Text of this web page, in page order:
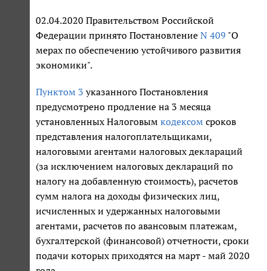
02.04.2020 Правительством Российской
Федерации принято Постановление N 409 "О
мерах по обеспечению устойчивого развития
экономики".
Пунктом 3 указанного Постановления
предусмотрено продление на 3 месяца
установленных Налоговым кодексом сроков
представления налогоплательщиками,
налоговыми агентами налоговых деклараций
(за исключением налоговых деклараций по
налогу на добавленную стоимость), расчетов
сумм налога на доходы физических лиц,
исчисленных и удержанных налоговыми
агентами, расчетов по авансовым платежам,
бухгалтерской (финансовой) отчетности, сроки
подачи которых приходятся на март - май 2020